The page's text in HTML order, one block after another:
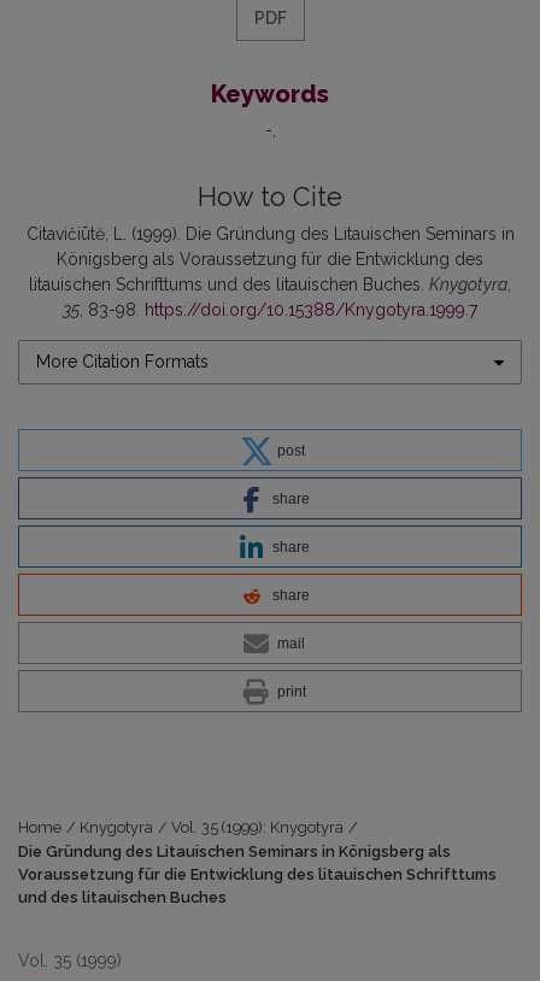
PDF
Keywords
-
How to Cite
Citavičiūtė, L. (1999). Die Gründung des Litauischen Seminars in
Königsberg als Voraussetzung für die Entwicklung des
litauischen Schrifttums und des litauischen Buches. Knygotyra,
35, 83-98. https://doi.org/10.15388/Knygotyra.1999.7
More Citation Formats
post
share
share
share
mail
print
Home / Knygotyra / Vol. 35 (1999): Knygotyra /
Die Gründung des Litauischen Seminars in Königsberg als
Voraussetzung für die Entwicklung des litauischen Schrifttums
und des litauischen Buches
Vol. 35 (1999)